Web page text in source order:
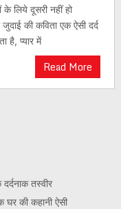
के लिये दूसरी नहीं हो
की कविता एक ऐसी दर्द
है, प्यार में
Read More
तस्वीर
की कहानी ऐसी